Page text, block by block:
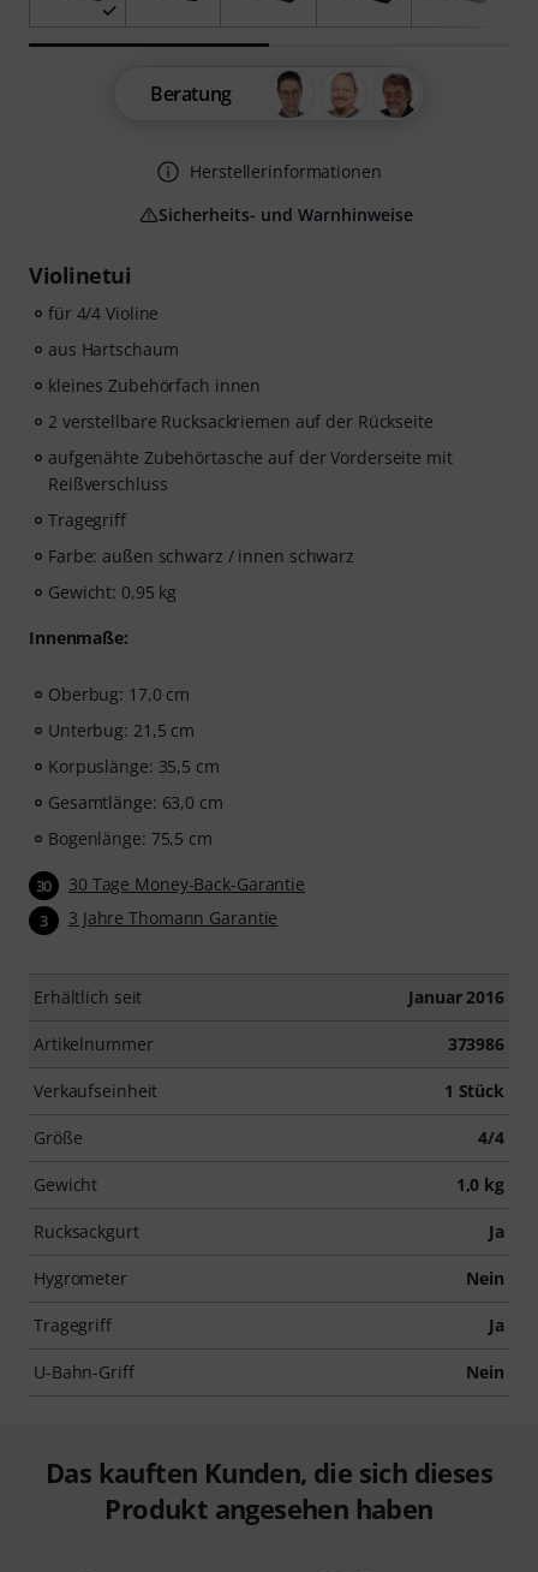
Violinetui
für 4/4 Violine
aus Hartschaum
kleines Zubehörfach innen
2 verstellbare Rucksackriemen auf der Rückseite
aufgenähte Zubehörtasche auf der Vorderseite mit
Reißverschluss
Tragegriff
Farbe: außen schwarz / innen schwarz
Gewicht: 0,95 kg
Innenmaße:
Oberbug: 17,0 cm
Unterbug: 21,5 cm
Korpuslänge: 35,5 cm
Gesamtlänge: 63,0 cm
Bogenlänge: 75,5 cm
30 30 Tage Money-Back-Garantie
3 3 Jahre Thomann Garantie
Erhältlich seit Januar 2016
Artikelnummer 373986
Verkaufseinheit 1 Stück
Größe 4/4
Gewicht 1,0 kg
Rucksackgurt Ja
Hygrometer Nein
Tragegriff Ja
U-Bahn-Griff Nein
Beratung
Herstellerinformationen
Sicherheits- und Warnhinweise
Das kauften Kunden, die sich dieses
Produkt angesehen haben